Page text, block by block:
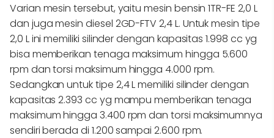
Varian mesin tersebut, yaitu mesin bensin 1TR-FE 2,0 L
dan juga mesin diesel 2GD-FTV 2,4 L. Untuk mesin tipe
2,0 L ini memiliki silinder dengan kapasitas 1.998 cc yg
bisa memberikan tenaga maksimum hingga 5.600
rpm dan torsi maksimum hingga 4.000 rpm.
Sedangkan untuk tipe 2,4 L memiliki silinder dengan
kapasitas 2.393 cc yg mampu memberikan tenaga
maksimum hingga 3.400 rpm dan torsi maksimumnya
sendiri berada di 1.200 sampai 2.600 rpm.